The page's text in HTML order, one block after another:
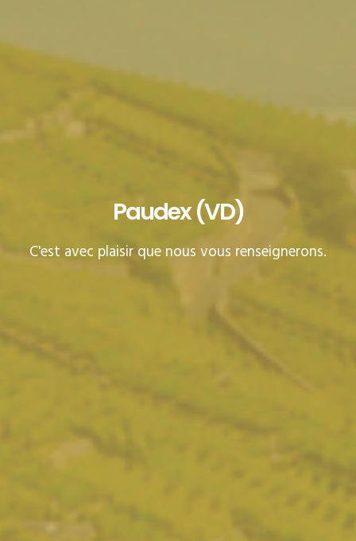
Paudex (VD)
C'est avec plaisir que nous vous renseignerons.